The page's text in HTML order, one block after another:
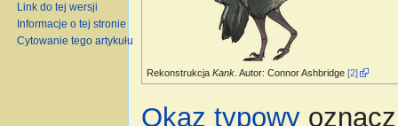
RekonstrukcjaKank . Autor: Connor Ashbridge [2]
Okaz typowy
Link do tej wersji
Informacje o tej stronie
Cytowanie tego artykułu